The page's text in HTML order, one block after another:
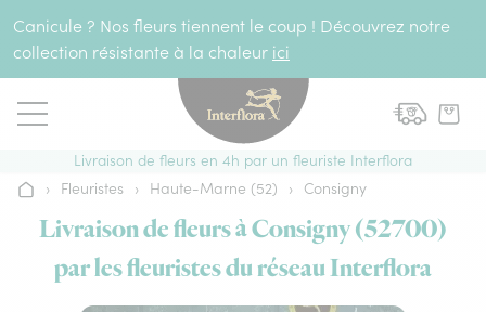
Canicule ? Nos fleurs tiennent le coup ! Découvrez notre
collection résistante à la chaleur ici
Livraison de fleurs en 4h par un fleuriste Interflora
Accueil
› Fleuristes › Haute-Marne (52) › Consigny
Livraison de fleurs à Consigny (52700)
par les fleuristes du réseau Interflora